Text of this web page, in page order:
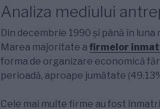
Analiza mediului
Din decembrie 1990 și până în
Marea majoritate a firmelor
forma de organizare economică
perioadă, aproape jumătate
Cele mai multe firme au fost